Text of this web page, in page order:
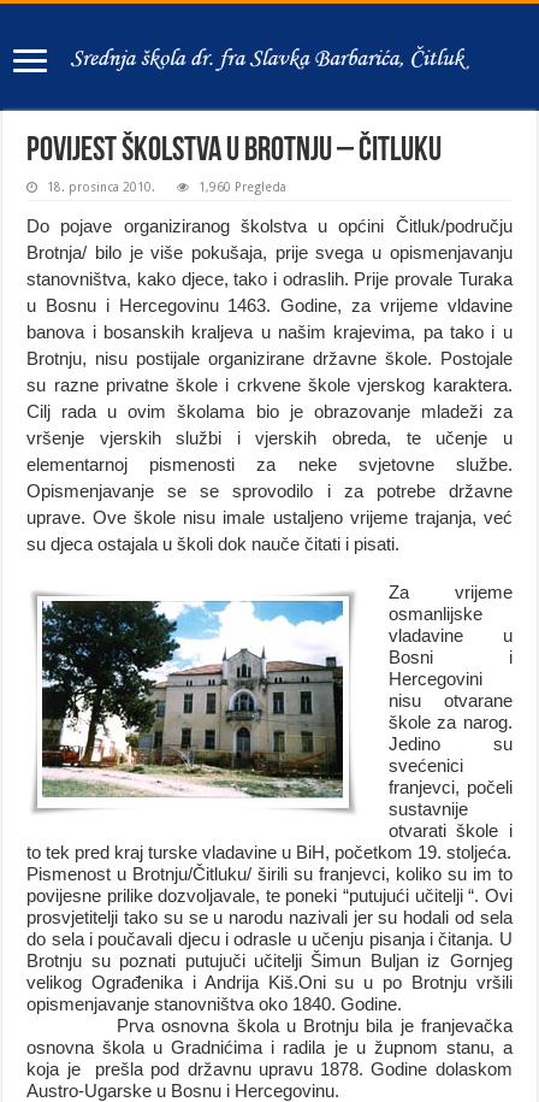
POVIJEST ŠKOLSTVA U BROTNJU – ČITLUKU
18. prosinca 2010. 1,960 Pregleda
Do pojave organiziranog školstva u općini Čitluk/području
Brotnja/ bilo je više pokušaja, prije svega u opismenjavanju
stanovništva, kako djece, tako i odraslih. Prije provale Turaka
u Bosnu i Hercegovinu 1463. Godine, za vrijeme vldavine
banova i bosanskih kraljeva u našim krajevima, pa tako i u
Brotnju, nisu postijale organizirane državne škole. Postojale
su razne privatne škole i crkvene škole vjerskog karaktera.
Cilj rada u ovim školama bio je obrazovanje mladeži za
vršenje vjerskih službi i vjerskih obreda, te učenje u
elementarnoj pismenosti za neke svjetovne službe.
Opismenjavanje se se sprovodilo i za potrebe državne
uprave. Ove škole nisu imale ustaljeno vrijeme trajanja, već
su djeca ostajala u školi dok nauče čitati i pisati.
Za vrijeme
osmanlijske
vladavine u
Bosni i
Hercegovini
nisu otvarane
škole za narog.
Jedino su
svećenici
franjevci, počeli
sustavnije
otvarati škole i
to tek pred kraj turske vladavine u BiH, početkom 19. stoljeća.
Pismenost u Brotnju/Čitluku/ širili su franjevci, koliko su im to
povijesne prilike dozvoljavale, te poneki “putujući učitelji “. Ovi
prosvjetitelji tako su se u narodu nazivali jer su hodali od sela
do sela i poučavali djecu i odrasle u učenju pisanja i čitanja. U
Brotnju su poznati putujuči učitelji Šimun Buljan iz Gornjeg
velikog Ograđenika i Andrija Kiš.Oni su u po Brotnju vršili
opismenjavanje stanovništva oko 1840. Godine.
Prva osnovna škola u Brotnju bila je franjevačka
osnovna škola u Gradnićima i radila je u župnom stanu, a
koja je prešla pod državnu upravu 1878. Godine dolaskom
Austro-Ugarske u Bosnu i Hercegovinu.